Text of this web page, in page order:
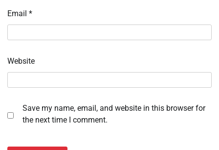
Email *
Website
Save my name, email, and website in this browser for
the next time I comment.